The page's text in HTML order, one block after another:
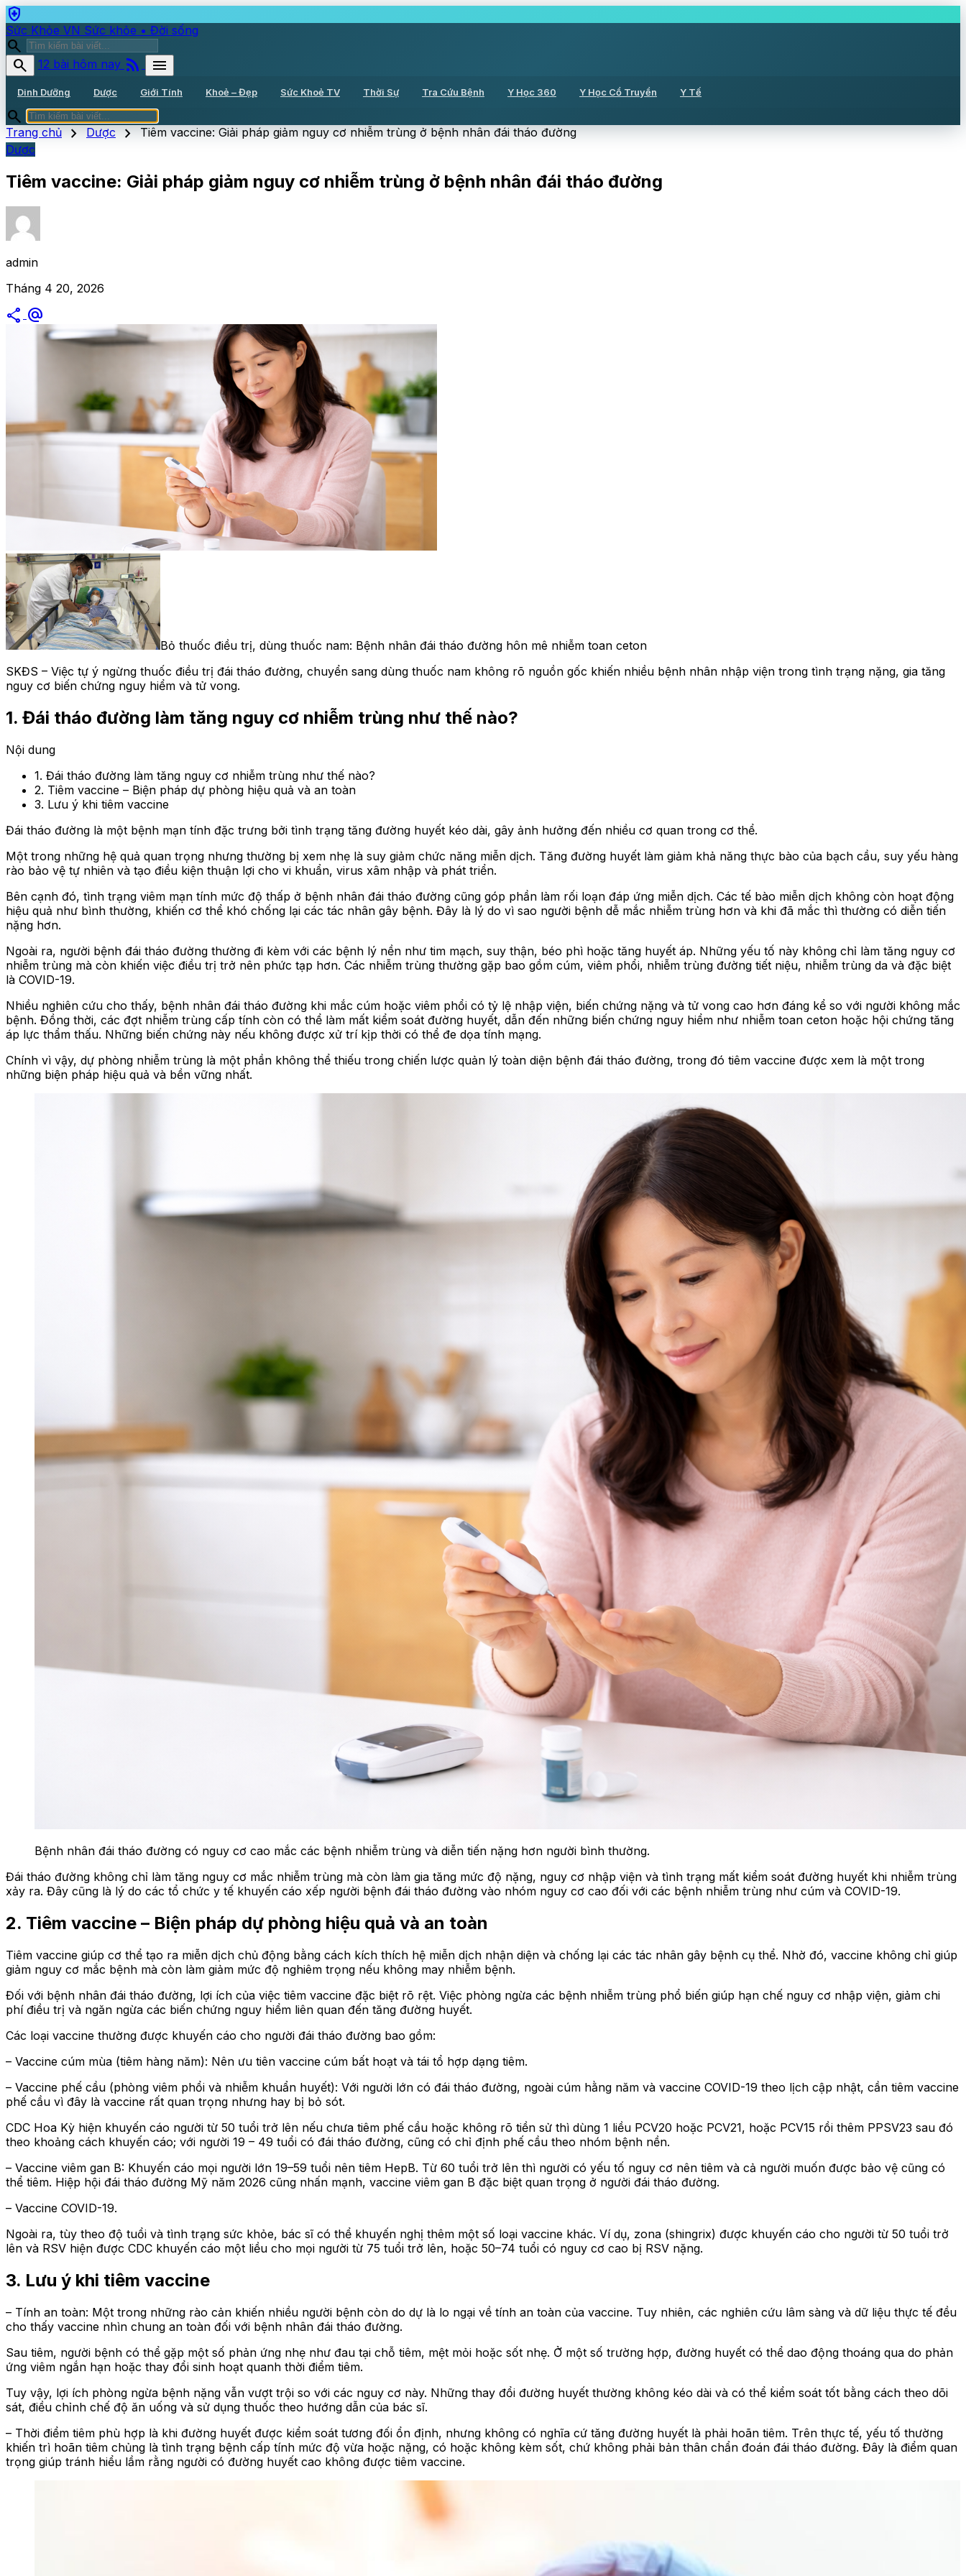
health_and_safety
Sức Khỏe VN Sức khỏe • Đời sống
search
search
12 bài hôm nay rss_feed menu
Dinh Dưỡng Dược Giới Tính Khoẻ – Đẹp Sức Khoẻ TV Thời Sự Tra Cứu Bệnh Y Học 360 Y Học Cổ Truyền Y Tế
search
Trang chủ chevron_right Dược chevron_right Tiêm vaccine: Giải pháp giảm nguy cơ nhiễm trùng ở bệnh nhân đái tháo đường
Dược
Tiêm vaccine: Giải pháp giảm nguy cơ nhiễm trùng ở bệnh nhân đái tháo đường
admin
Tháng 4 20, 2026
share alternate_email
Bỏ thuốc điều trị, dùng thuốc nam: Bệnh nhân đái tháo đường hôn mê nhiễm toan ceton
SKĐS – Việc tự ý ngừng thuốc điều trị đái tháo đường, chuyển sang dùng thuốc nam không rõ nguồn gốc khiến nhiều bệnh nhân nhập viện trong tình trạng nặng, gia tăng
nguy cơ biến chứng nguy hiểm và tử vong.
1. Đái tháo đường làm tăng nguy cơ nhiễm trùng như thế nào?
Nội dung
1. Đái tháo đường làm tăng nguy cơ nhiễm trùng như thế nào?
2. Tiêm vaccine – Biện pháp dự phòng hiệu quả và an toàn
3. Lưu ý khi tiêm vaccine
Đái tháo đường là một bệnh mạn tính đặc trưng bởi tình trạng tăng đường huyết kéo dài, gây ảnh hưởng đến nhiều cơ quan trong cơ thể.
Một trong những hệ quả quan trọng nhưng thường bị xem nhẹ là suy giảm chức năng miễn dịch. Tăng đường huyết làm giảm khả năng thực bào của bạch cầu, suy yếu hàng
rào bảo vệ tự nhiên và tạo điều kiện thuận lợi cho vi khuẩn, virus xâm nhập và phát triển.
Bên cạnh đó, tình trạng viêm mạn tính mức độ thấp ở bệnh nhân đái tháo đường cũng góp phần làm rối loạn đáp ứng miễn dịch. Các tế bào miễn dịch không còn hoạt động
hiệu quả như bình thường, khiến cơ thể khó chống lại các tác nhân gây bệnh. Đây là lý do vì sao người bệnh dễ mắc nhiễm trùng hơn và khi đã mắc thì thường có diễn tiến
nặng hơn.
Ngoài ra, người bệnh đái tháo đường thường đi kèm với các bệnh lý nền như tim mạch, suy thận, béo phì hoặc tăng huyết áp. Những yếu tố này không chỉ làm tăng nguy cơ
nhiễm trùng mà còn khiến việc điều trị trở nên phức tạp hơn. Các nhiễm trùng thường gặp bao gồm cúm, viêm phổi, nhiễm trùng đường tiết niệu, nhiễm trùng da và đặc biệt
là COVID-19.
Nhiều nghiên cứu cho thấy, bệnh nhân đái tháo đường khi mắc cúm hoặc viêm phổi có tỷ lệ nhập viện, biến chứng nặng và tử vong cao hơn đáng kể so với người không mắc
bệnh. Đồng thời, các đợt nhiễm trùng cấp tính còn có thể làm mất kiểm soát đường huyết, dẫn đến những biến chứng nguy hiểm như nhiễm toan ceton hoặc hội chứng tăng
áp lực thẩm thấu. Những biến chứng này nếu không được xử trí kịp thời có thể đe dọa tính mạng.
Chính vì vậy, dự phòng nhiễm trùng là một phần không thể thiếu trong chiến lược quản lý toàn diện bệnh đái tháo đường, trong đó tiêm vaccine được xem là một trong
những biện pháp hiệu quả và bền vững nhất.
Bệnh nhân đái tháo đường có nguy cơ cao mắc các bệnh nhiễm trùng và diễn tiến nặng hơn người bình thường.
Đái tháo đường không chỉ làm tăng nguy cơ mắc nhiễm trùng mà còn làm gia tăng mức độ nặng, nguy cơ nhập viện và tình trạng mất kiểm soát đường huyết khi nhiễm trùng
xảy ra. Đây cũng là lý do các tổ chức y tế khuyến cáo xếp người bệnh đái tháo đường vào nhóm nguy cơ cao đối với các bệnh nhiễm trùng như cúm và COVID-19.
2. Tiêm vaccine – Biện pháp dự phòng hiệu quả và an toàn
Tiêm vaccine giúp cơ thể tạo ra miễn dịch chủ động bằng cách kích thích hệ miễn dịch nhận diện và chống lại các tác nhân gây bệnh cụ thể. Nhờ đó, vaccine không chỉ giúp
giảm nguy cơ mắc bệnh mà còn làm giảm mức độ nghiêm trọng nếu không may nhiễm bệnh.
Đối với bệnh nhân đái tháo đường, lợi ích của việc tiêm vaccine đặc biệt rõ rệt. Việc phòng ngừa các bệnh nhiễm trùng phổ biến giúp hạn chế nguy cơ nhập viện, giảm chi
phí điều trị và ngăn ngừa các biến chứng nguy hiểm liên quan đến tăng đường huyết.
Các loại vaccine thường được khuyến cáo cho người đái tháo đường bao gồm:
– Vaccine cúm mùa (tiêm hàng năm): Nên ưu tiên vaccine cúm bất hoạt và tái tổ hợp dạng tiêm.
– Vaccine phế cầu (phòng viêm phổi và nhiễm khuẩn huyết): Với người lớn có đái tháo đường, ngoài cúm hằng năm và vaccine COVID-19 theo lịch cập nhật, cần tiêm vaccine
phế cầu vì đây là vaccine rất quan trọng nhưng hay bị bỏ sót.
CDC Hoa Kỳ hiện khuyến cáo người từ 50 tuổi trở lên nếu chưa tiêm phế cầu hoặc không rõ tiền sử thì dùng 1 liều PCV20 hoặc PCV21, hoặc PCV15 rồi thêm PPSV23 sau đó
theo khoảng cách khuyến cáo; với người 19 – 49 tuổi có đái tháo đường, cũng có chỉ định phế cầu theo nhóm bệnh nền.
– Vaccine viêm gan B: Khuyến cáo mọi người lớn 19–59 tuổi nên tiêm HepB. Từ 60 tuổi trở lên thì người có yếu tố nguy cơ nên tiêm và cả người muốn được bảo vệ cũng có
thể tiêm. Hiệp hội đái tháo đường Mỹ năm 2026 cũng nhấn mạnh, vaccine viêm gan B đặc biệt quan trọng ở người đái tháo đường.
– Vaccine COVID-19.
Ngoài ra, tùy theo độ tuổi và tình trạng sức khỏe, bác sĩ có thể khuyến nghị thêm một số loại vaccine khác. Ví dụ, zona (shingrix) được khuyến cáo cho người từ 50 tuổi trở
lên và RSV hiện được CDC khuyến cáo một liều cho mọi người từ 75 tuổi trở lên, hoặc 50–74 tuổi có nguy cơ cao bị RSV nặng.
3. Lưu ý khi tiêm vaccine
– Tính an toàn: Một trong những rào cản khiến nhiều người bệnh còn do dự là lo ngại về tính an toàn của vaccine. Tuy nhiên, các nghiên cứu lâm sàng và dữ liệu thực tế đều
cho thấy vaccine nhìn chung an toàn đối với bệnh nhân đái tháo đường.
Sau tiêm, người bệnh có thể gặp một số phản ứng nhẹ như đau tại chỗ tiêm, mệt mỏi hoặc sốt nhẹ. Ở một số trường hợp, đường huyết có thể dao động thoáng qua do phản
ứng viêm ngắn hạn hoặc thay đổi sinh hoạt quanh thời điểm tiêm.
Tuy vậy, lợi ích phòng ngừa bệnh nặng vẫn vượt trội so với các nguy cơ này. Những thay đổi đường huyết thường không kéo dài và có thể kiểm soát tốt bằng cách theo dõi
sát, điều chỉnh chế độ ăn uống và sử dụng thuốc theo hướng dẫn của bác sĩ.
– Thời điểm tiêm phù hợp là khi đường huyết được kiểm soát tương đối ổn định, nhưng không có nghĩa cứ tăng đường huyết là phải hoãn tiêm. Trên thực tế, yếu tố thường
khiến trì hoãn tiêm chủng là tình trạng bệnh cấp tính mức độ vừa hoặc nặng, có hoặc không kèm sốt, chứ không phải bản thân chẩn đoán đái tháo đường. Đây là điểm quan
trọng giúp tránh hiểu lầm rằng người có đường huyết cao không được tiêm vaccine.